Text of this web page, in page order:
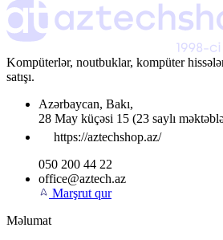
Kompüterlər, noutbuklar, kompüter
satışı.
Azərbaycan, Bakı,
28 May küçəsi 15 (23 saylı
https://aztechshop.az/
050 200 44 22
office@aztech.az
Marşrut qur
Məlumat